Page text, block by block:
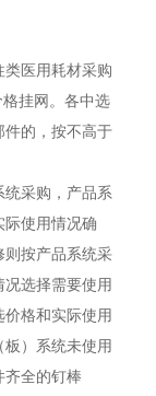
类医用耗材采购
挂网。各中选
件的，按不高于
统采购，产品系
际使用情况确
则按产品系统采
选择需要使用
格和实际使用
）系统未使用
齐全的钉棒